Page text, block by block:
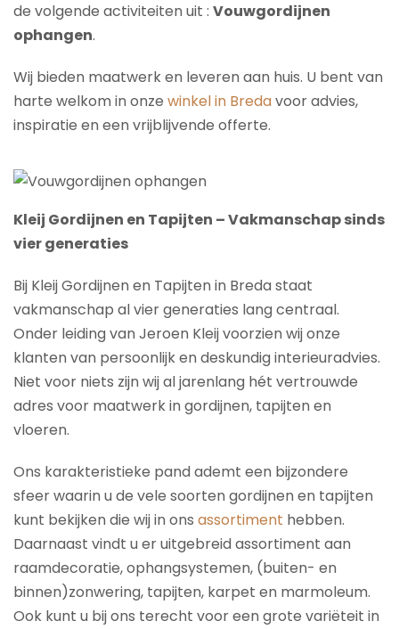
de volgende activiteiten uit : Vouwgordijnen
ophangen.
Wij bieden maatwerk en leveren aan huis. U bent van
harte welkom in onze winkel in Bredavoor advies,
inspiratie en een vrijblijvende offerte.
Kleij Gordijnen en Tapijten – Vakmanschap sinds
vier generaties
Bij Kleij Gordijnen en Tapijten in Breda staat
vakmanschap al vier generaties lang centraal.
Onder leiding van Jeroen Kleij voorzien wij onze
klanten van persoonlijk en deskundig interieuradvies.
Niet voor niets zijn wij al jarenlang hét vertrouwde
adres voor maatwerk in gordijnen, tapijten en
vloeren.
Ons karakteristieke pand ademt een bijzondere
sfeer waarin u de vele soorten gordijnen en tapijten
kunt bekijken die wij in ons assortiment hebben.
Daarnaast vindt u er uitgebreid assortiment aan
raamdecoratie, ophangsystemen, (buiten- en
binnen)zonwering, tapijten, karpet en marmoleum.
Ook kunt u bij ons terecht voor een grote variëteit in